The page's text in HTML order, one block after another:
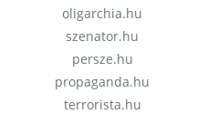
oligarchia.hu
szenator.hu
persze.hu
propaganda.hu
terrorista.hu